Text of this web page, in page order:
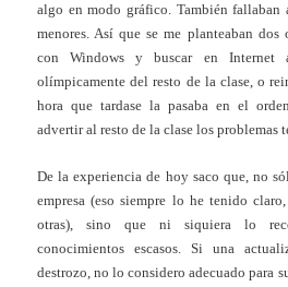
algo en modo gráfico. También fallaban
menores. Así que se me planteaban dos
con Windows y buscar en Internet
olímpicamente del resto de la clase, o
hora que tardase la pasaba en el
advertir al resto de la clase los problemas
De la experiencia de hoy saco que, no
empresa (eso siempre lo he tenido
otras), sino que ni siquiera lo
conocimientos escasos. Si una
destrozo, no lo considero adecuado para